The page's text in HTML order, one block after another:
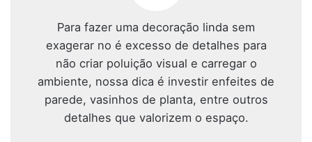
Para fazer uma decoração linda sem
exagerar no é excesso de detalhes para
não criar poluição visual e carregar o
ambiente, nossa dica é investir enfeites de
parede, vasinhos de planta, entre outros
detalhes que valorizem o espaço.